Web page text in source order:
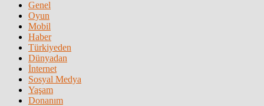
Genel
Oyun
Mobil
Haber
Türkiyeden
Dünyadan
İnternet
Sosyal Medya
Yaşam
Donanım